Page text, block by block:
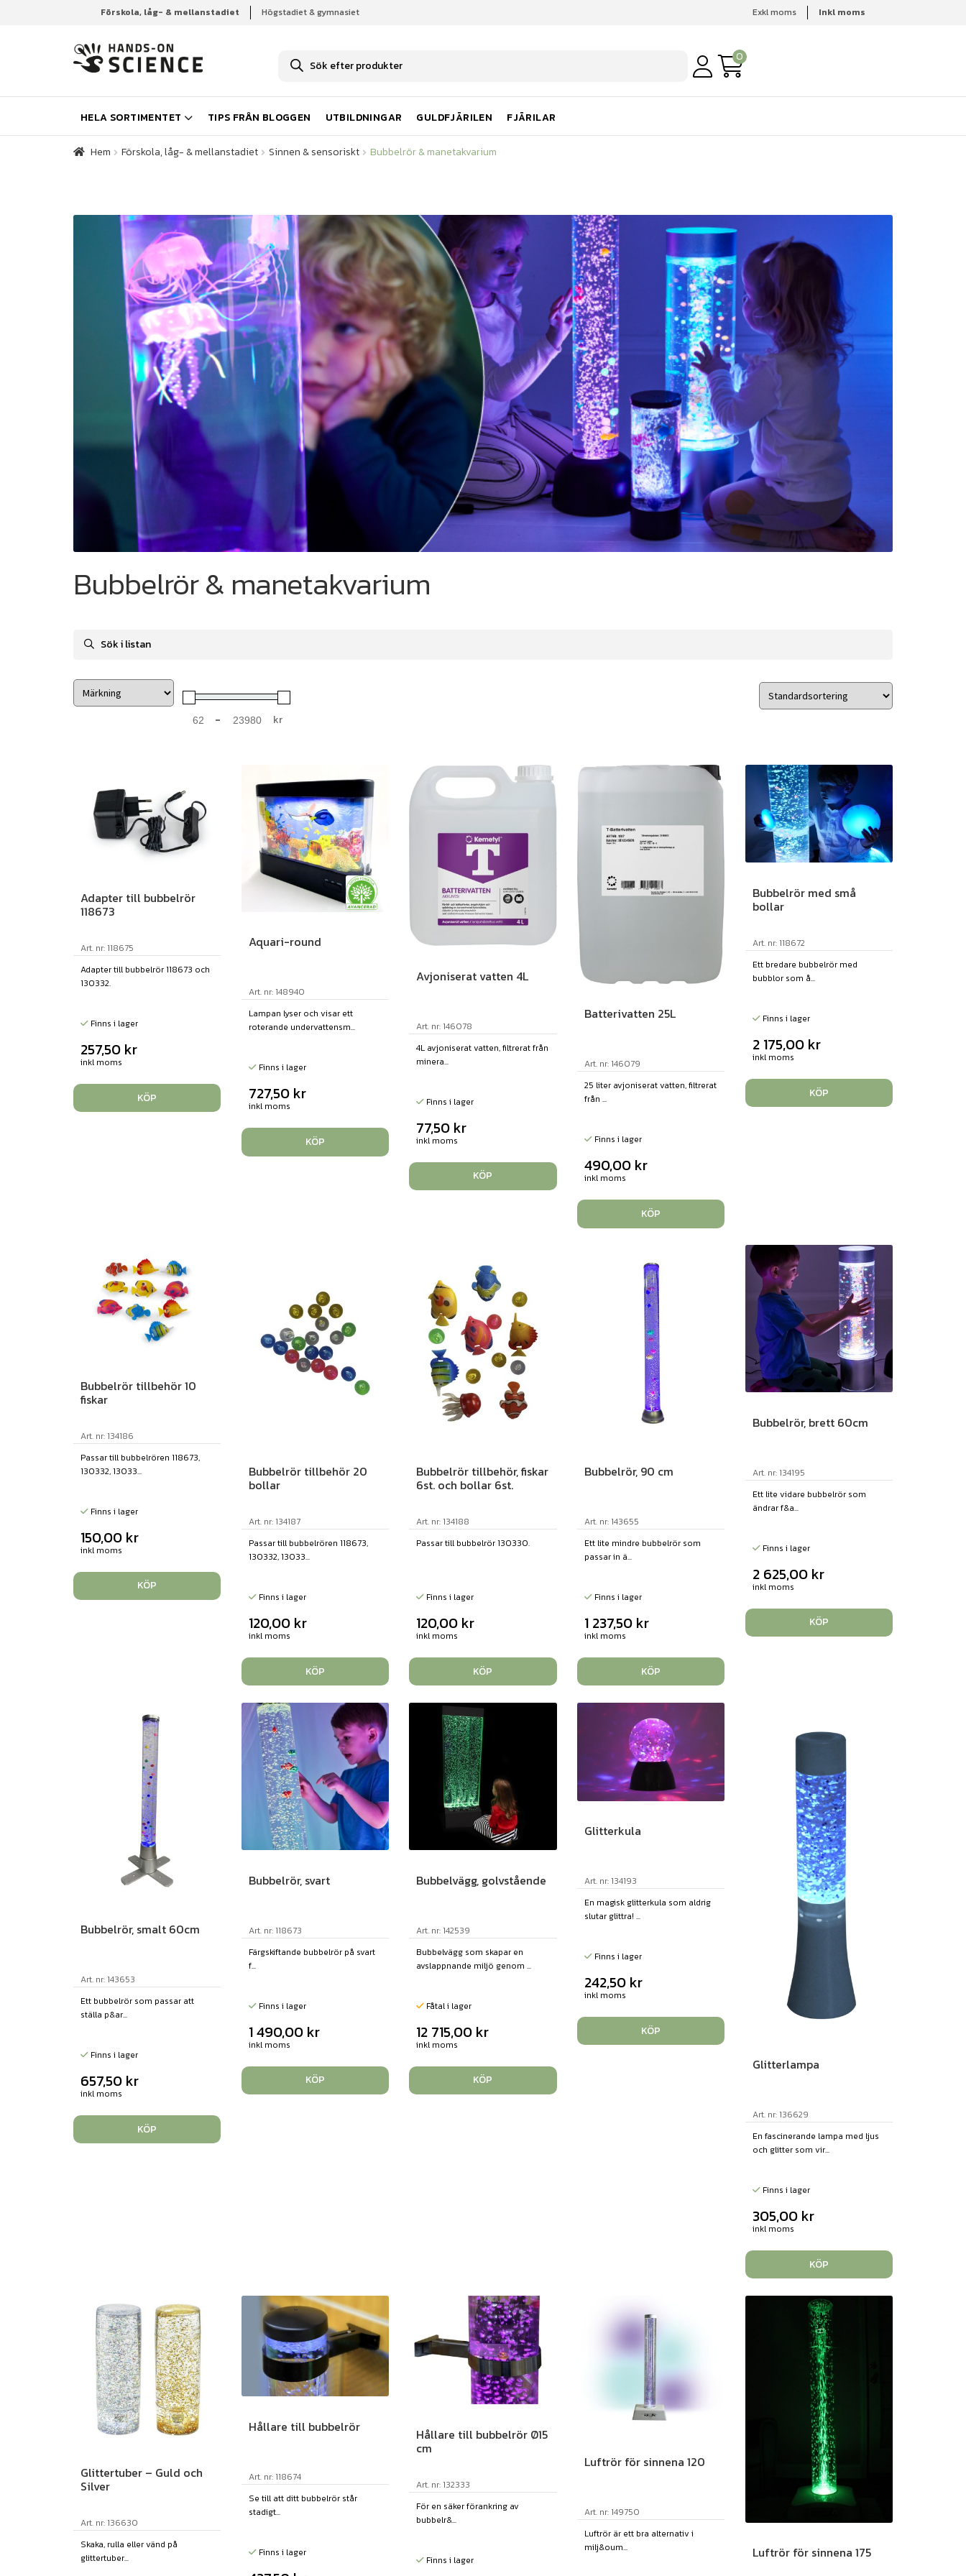
Förskola, låg- & mellanstadiet Högstadiet & gymnasiet Exkl moms Inkl moms
u
k
t
s
ö
k
0
HELA SORTIMENTET TIPS FRÅN BLOGGEN UTBILDNINGAR GULDFJÄRILEN FJÄRILAR
Hem Förskola, låg- & mellanstadiet Sinnen & sensoriskt
Hem Förskola, låg- & mellanstadiet Sinnen & sensoriskt Bubbelrör & manetakvarium
Bubbelrör & manetakvarium
Minimum Price
- Maximum Price
kr
Adapter till bubbelrör
118673
Art. nr: 118675
Adapter till bubbelrör 118673 och
130332.
Finns i lager
257,50 kr
inkl moms
KÖP
Aquari-round
Art. nr: 148940
Lampan lyser och visar ett
roterande undervattensm...
Finns i lager
727,50 kr
inkl moms
KÖP
Avjoniserat vatten 4L
Art. nr: 146078
4L avjoniserat vatten, filtrerat från
minera...
Finns i lager
77,50 kr
inkl moms
KÖP
Batterivatten 25L
Art. nr: 146079
25 liter avjoniserat vatten, filtrerat
från ...
Finns i lager
490,00 kr
inkl moms
KÖP
Bubbelrör med små
bollar
Art. nr: 118672
Ett bredare bubbelrör med
bubblor som å...
Finns i lager
2 175,00 kr
inkl moms
KÖP
Bubbelrör tillbehör 10
fiskar
Art. nr: 134186
Passar till bubbelrören 118673,
130332, 13033...
Finns i lager
150,00 kr
inkl moms
KÖP
Bubbelrör tillbehör 20
bollar
Art. nr: 134187
Passar till bubbelrören 118673,
130332, 13033...
Finns i lager
120,00 kr
inkl moms
KÖP
Bubbelrör tillbehör, fiskar
6st. och bollar 6st.
Art. nr: 134188
Passar till bubbelrör 130330.
Finns i lager
120,00 kr
inkl moms
KÖP
Bubbelrör, 90 cm
Art. nr: 143655
Ett lite mindre bubbelrör som
passar in ä...
Finns i lager
1 237,50 kr
inkl moms
KÖP
Bubbelrör, brett 60cm
Art. nr: 134195
Ett lite vidare bubbelrör som
ändrar f&a...
Finns i lager
2 625,00 kr
inkl moms
KÖP
Bubbelrör, smalt 60cm
Art. nr: 143653
Ett bubbelrör som passar att
ställa p&ar...
Finns i lager
657,50 kr
inkl moms
KÖP
Bubbelrör, svart
Art. nr: 118673
Färgskiftande bubbelrör på svart
f...
Finns i lager
1 490,00 kr
inkl moms
KÖP
Bubbelvägg, golvstående
Art. nr: 142539
Bubbelvägg som skapar en
avslappnande miljö genom ...
Fåtal i lager
12 715,00 kr
inkl moms
KÖP
Glitterkula
Art. nr: 134193
En magisk glitterkula som aldrig
slutar glittra! ...
Finns i lager
242,50 kr
inkl moms
KÖP
Glitterlampa
Art. nr: 136629
En fascinerande lampa med ljus
och glitter som vir...
Finns i lager
305,00 kr
inkl moms
KÖP
Glittertuber – Guld och
Silver
Art. nr: 136630
Skaka, rulla eller vänd på
glittertuber...
Hållare till bubbelrör
Art. nr: 118674
Se till att ditt bubbelrör står
stadigt...
Finns i lager
Hållare till bubbelrör Ø15
cm
Art. nr: 132333
För en säker förankring av
bubbelr&...
Finns i lager
Luftrör för sinnena 120
Art. nr: 149750
Luftrör är ett bra alternativ i
milj&oum...
Luftrör för sinnena 175